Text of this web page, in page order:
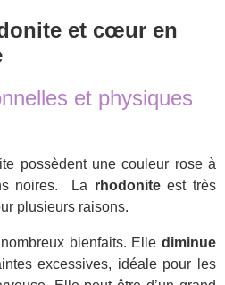
et cœur en
et physiques
possèdent une couleur rose à
noires. La rhodoniteest très
plusieurs raisons.
bienfaits. Elle diminue
excessives, idéale pour les